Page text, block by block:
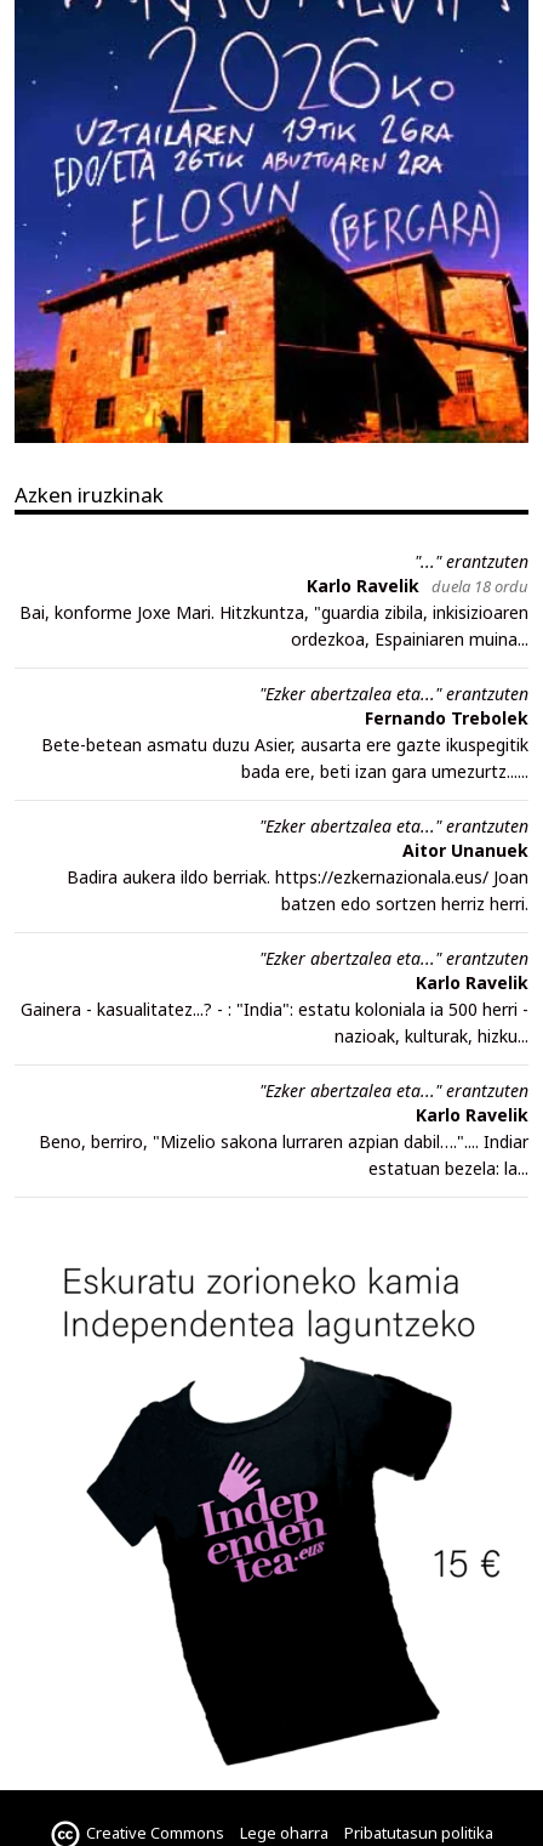
Azken iruzkinak
"..." erantzuten
Karlo Ravelik duela 18 ordu
Bai, konforme Joxe Mari. Hitzkuntza, "guardia zibila, inkisizioaren
ordezkoa, Espainiaren muina...
"Ezker abertzalea eta..." erantzuten
Fernando Trebolek
Bete-betean asmatu duzu Asier, ausarta ere gazte ikuspegitik
bada ere, beti izan gara umezurtz......
"Ezker abertzalea eta..." erantzuten
Aitor Unanuek
Badira aukera ildo berriak. https://ezkernazionala.eus/ Joan
batzen edo sortzen herriz herri.
"Ezker abertzalea eta..." erantzuten
Karlo Ravelik
Gainera - kasualitatez...? - : "India": estatu koloniala ia 500 herri -
nazioak, kulturak, hizku...
"Ezker abertzalea eta..." erantzuten
Karlo Ravelik
Beno, berriro, "Mizelio sakona lurraren azpian dabil….".... Indiar
estatuan bezela: la...
Creative Commons Lege oharra Pribatutasun politika